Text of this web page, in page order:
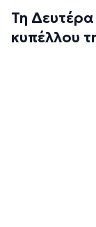
Τη
κυπέλλου